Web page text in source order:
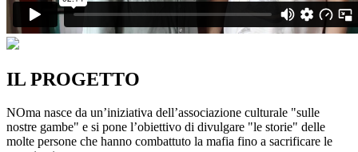
IL PROGETTO
NOma nasce da un’iniziativa dell’associazione culturale "sulle
nostre gambe" e si pone l’obiettivo di divulgare "le storie" delle
molte persone che hanno combattuto la mafia fino a sacrificare le